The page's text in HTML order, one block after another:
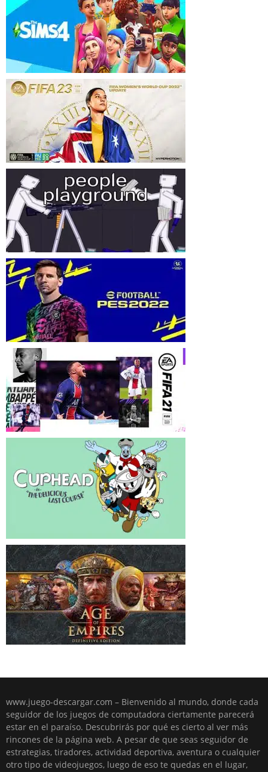
www.juego-descargar.com – Bienvenido al mundo, donde cada
seguidor de los juegos de computadora ciertamente parecerá
estar en el paraíso. Descubrirás por qué es cierto al ver más
rincones de la página web. A pesar de que seas seguidor de
estrategias, tiradores, actividad deportiva, aventura o cualquier
otro tipo de videojuegos, luego de eso te quedas en el lugar,